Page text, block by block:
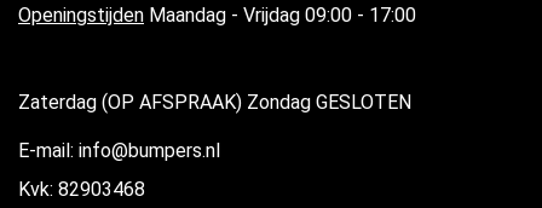
Openingstijden Maandag - Vrijdag 09:00 - 17:00
Zaterdag (OP AFSPRAAK) Zondag GESLOTEN
E-mail: info@bumpers.nl
Kvk: 82903468